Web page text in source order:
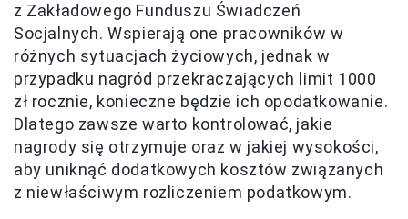
z Zakładowego Funduszu Świadczeń
Socjalnych. Wspierają one pracowników w
różnych sytuacjach życiowych, jednak w
przypadku nagród przekraczających limit 1000
zł rocznie, konieczne będzie ich opodatkowanie.
Dlatego zawsze warto kontrolować, jakie
nagrody się otrzymuje oraz w jakiej wysokości,
aby uniknąć dodatkowych kosztów związanych
z niewłaściwym rozliczeniem podatkowym.